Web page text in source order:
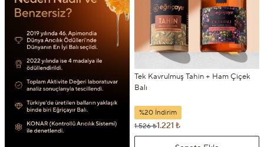
Tek Kavrulmuş Tahin + Ham Çiçek
Balı
%20 İndirim
1.526 ₺1.221 ₺